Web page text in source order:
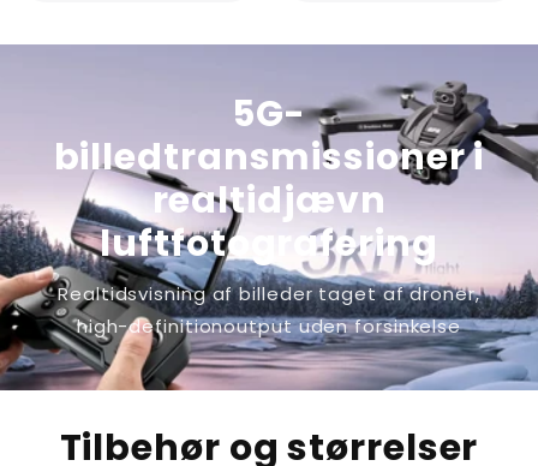
5G-
billedtransmissioner i
realtidjævn
luftfotografering
Realtidsvisning af billeder taget af droner,
high-definitionoutput uden forsinkelse
Tilbehør og størrelser